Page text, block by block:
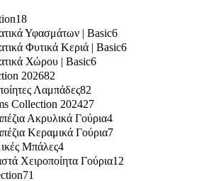
18
Υφασμάτων | Basic6
Φυτικά Κεριά | Basic6
Χώρου | Basic6
202682
Λαμπάδες82
Collection 202427
Ακρυλικά Γούρια4
Κεραμικά Γούρια7
Μπάλες4
Χειροποίητα Γούρια12
71